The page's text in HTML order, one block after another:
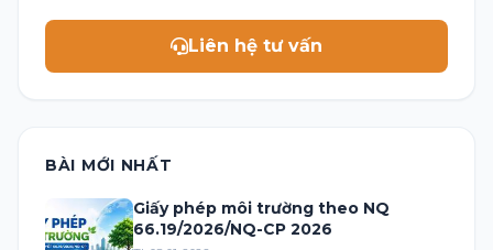
Liên hệ tư vấn
BÀI MỚI NHẤT
Giấy phép môi trường theo NQ
66.19/2026/NQ-CP 2026